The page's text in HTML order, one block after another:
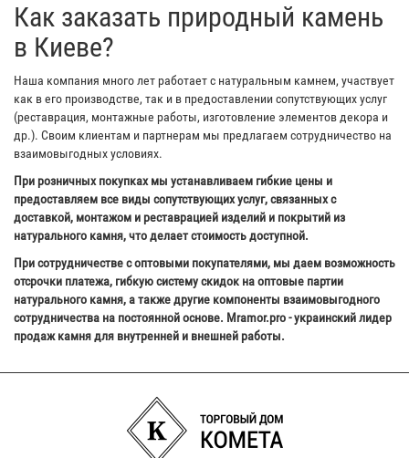
Как заказать природный камень
в Киеве?
Наша компания много лет работает с натуральным камнем, участвует
как в его производстве, так и в предоставлении сопутствующих услуг
(реставрация, монтажные работы, изготовление элементов декора и
др.). Своим клиентам и партнерам мы предлагаем сотрудничество на
взаимовыгодных условиях.
При розничных покупках мы устанавливаем гибкие цены и
предоставляем все виды сопутствующих услуг, связанных с
доставкой, монтажом и реставрацией изделий и покрытий из
натурального камня, что делает стоимость доступной.
При сотрудничестве с оптовыми покупателями, мы даем возможность
отсрочки платежа, гибкую систему скидок на оптовые партии
натурального камня, а также другие компоненты взаимовыгодного
сотрудничества на постоянной основе. Mramor.pro - украинский лидер
продаж камня для внутренней и внешней работы.